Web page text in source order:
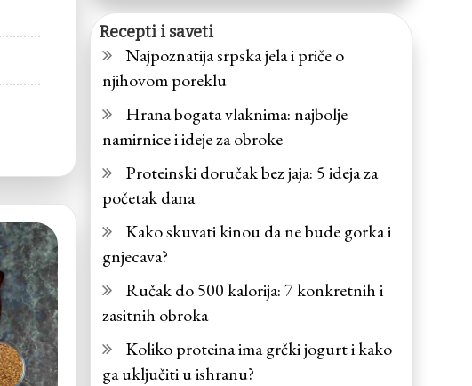
Recepti i saveti
Najpoznatija srpska jela i priče o
njihovom poreklu
Hrana bogata vlaknima: najbolje
namirnice i ideje za obroke
Proteinski doručak bez jaja: 5 ideja za
početak dana
Kako skuvati kinou da ne bude gorka i
gnjecava?
Ručak do 500 kalorija: 7 konkretnih i
zasitnih obroka
Koliko proteina ima grčki jogurt i kako
ga uključiti u ishranu?